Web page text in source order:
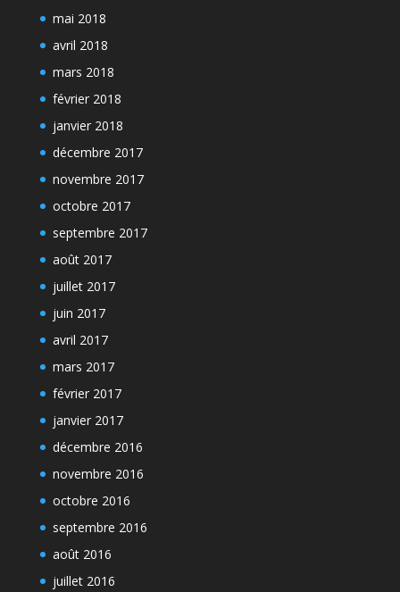
mai 2018
avril 2018
mars 2018
février 2018
janvier 2018
décembre 2017
novembre 2017
octobre 2017
septembre 2017
août 2017
juillet 2017
juin 2017
avril 2017
mars 2017
février 2017
janvier 2017
décembre 2016
novembre 2016
octobre 2016
septembre 2016
août 2016
juillet 2016